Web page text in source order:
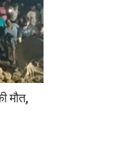
मौत,